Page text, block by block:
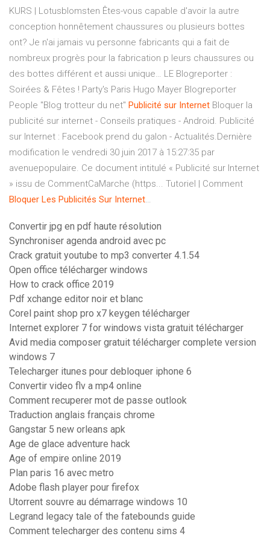
KURS | Lotusblomsten Êtes-vous capable d'avoir la autre
conception honnêtement chaussures ou plusieurs bottes
ont? Je n'ai jamais vu personne fabricants qui a fait de
nombreux progrès pour la fabrication p leurs chaussures ou
des bottes différent et aussi unique… LE Blogreporter :
Soirées & Fêtes ! Party's Paris Hugo Mayer Blogreporter
People "Blog trotteur du net" Publicité sur Internet Bloquer la
publicité sur internet - Conseils pratiques - Android. Publicité
sur Internet : Facebook prend du galon - Actualités.Dernière
modification le vendredi 30 juin 2017 à 15:27:35 par
avenuepopulaire. Ce document intitulé « Publicité sur Internet
» issu de CommentCaMarche (https... Tutoriel | Comment
Bloquer Les Publicités Sur Internet…
Convertir jpg en pdf haute résolution
Synchroniser agenda android avec pc
Crack gratuit youtube to mp3 converter 4.1.54
Open office télécharger windows
How to crack office 2019
Pdf xchange editor noir et blanc
Corel paint shop pro x7 keygen télécharger
Internet explorer 7 for windows vista gratuit télécharger
Avid media composer gratuit télécharger complete version
windows 7
Telecharger itunes pour debloquer iphone 6
Convertir video flv a mp4 online
Comment recuperer mot de passe outlook
Traduction anglais français chrome
Gangstar 5 new orleans apk
Age de glace adventure hack
Age of empire online 2019
Plan paris 16 avec metro
Adobe flash player pour firefox
Utorrent souvre au démarrage windows 10
Legrand legacy tale of the fatebounds guide
Comment telecharger des contenu sims 4